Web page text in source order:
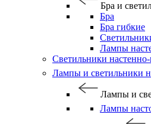
Бра и
Бра
Бра гибкие
Лампы
Светильники
Лампы и светильники
Лампы и
Лампы